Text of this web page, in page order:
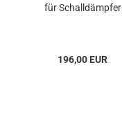
für Schalldämpfer
196,00 EUR